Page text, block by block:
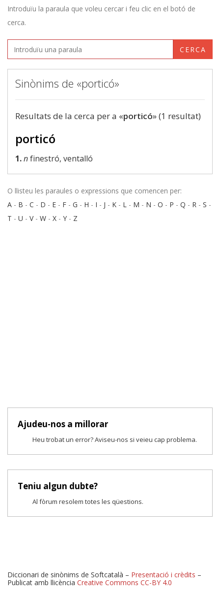
Introduïu la paraula que voleu cercar i feu clic en el botó de
cerca.
CERCA
Sinònims de «porticó»
Resultats de la cerca per a «porticó» (1 resultat)
porticó
1.nfinestró, ventalló
O llisteu les paraules o expressions que comencen per:
A - B - C - D - E - F - G - H - I - J - K - L - M - N - O - P - Q - R - S -
T - U - V- W - X - Y - Z
Ajudeu-nos a millorar
Heu trobat un error? Aviseu-nos si veieu cap problema.
Teniu algun dubte?
Al fòrum resolem totes les qüestions.
Diccionari de sinònims de Softcatalà – Presentació i crèdits –
Publicat amb llicència Creative Commons CC-BY 4.0